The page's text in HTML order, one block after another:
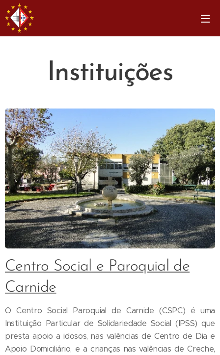
Instituições
Centro Social e Paroquial de
Carnide
O Centro Social Paroquial de Carnide (CSPC) é uma
Instituição Particular de Solidariedade Social (IPSS) que
presta apoio a idosos, nas valências de Centro de Dia e
Apoio Domiciliário, e a crianças nas valências de Creche,